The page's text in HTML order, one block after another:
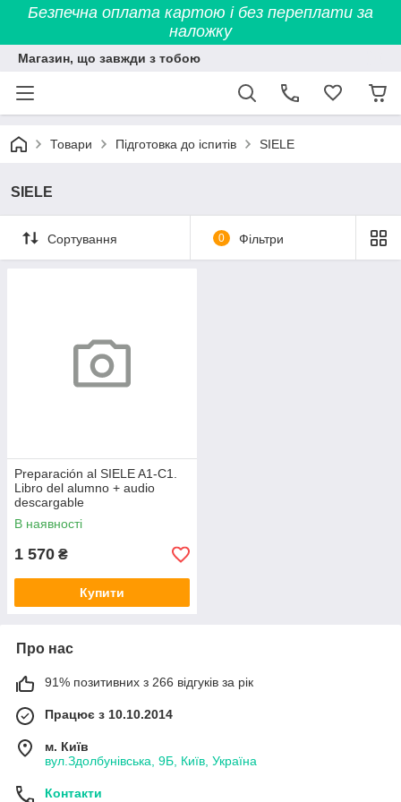
Безпечна оплата картою і без переплати за
наложку
Магазин, що завжди з тобою
Товари Підготовка до іспитів SIELE
SIELE
Сортування 0 Фільтри
Preparación al SIELE A1-C1.
Libro del alumno + audio
descargable
В наявності
1 570 ₴
Купити
Про нас
91% позитивних з 266 відгуків за рік
Працює з 10.10.2014
м. Київ
вул.Здолбунівська, 9Б, Київ, Україна
Контакти